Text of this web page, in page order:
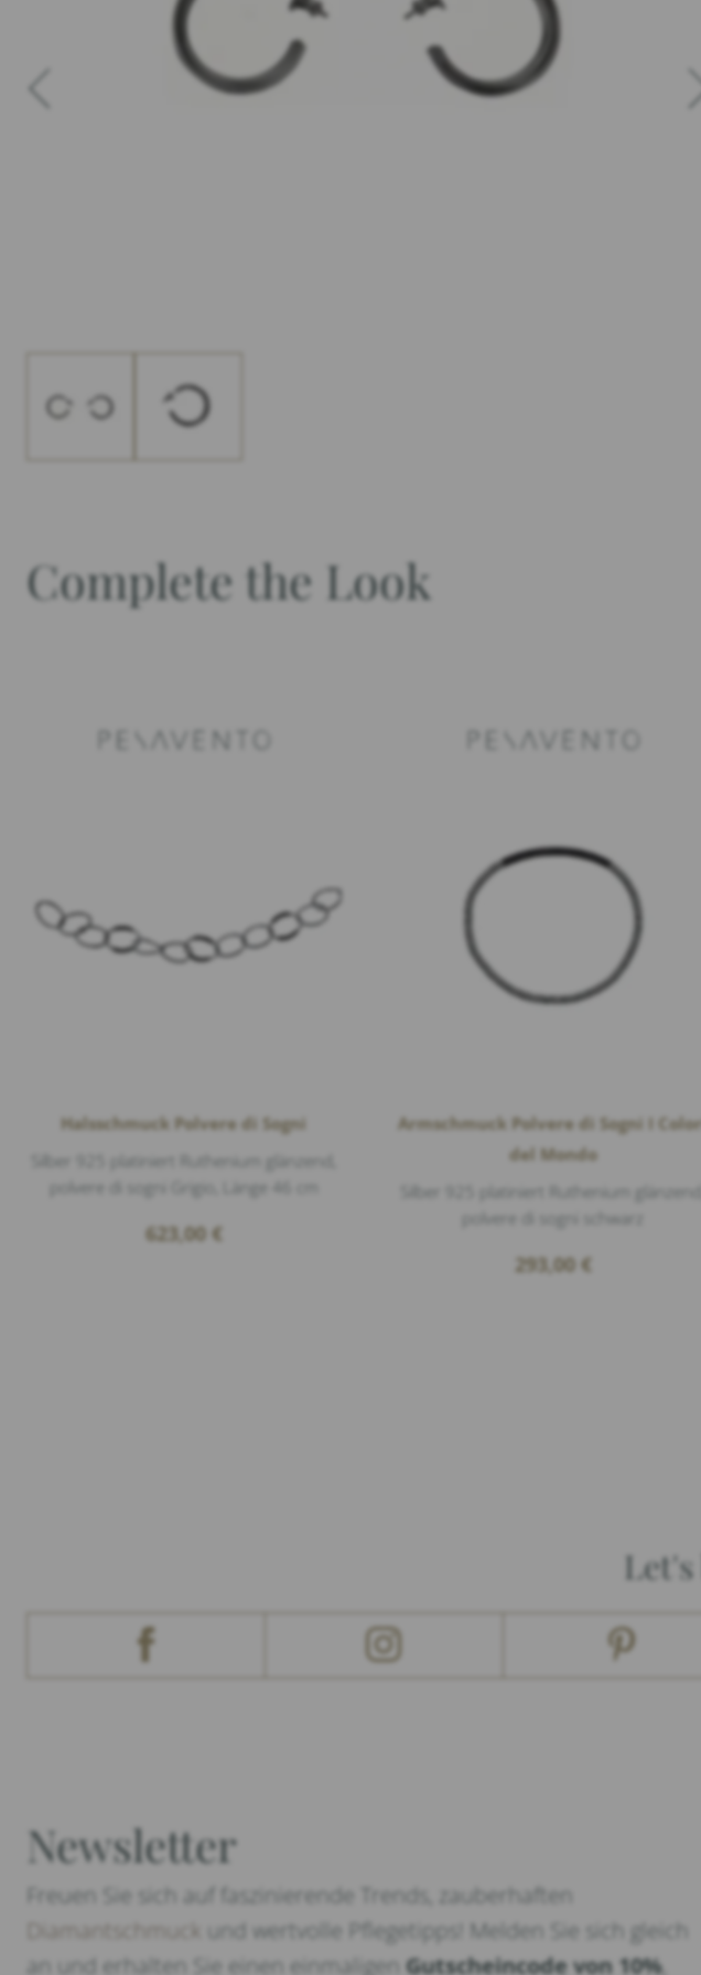
Complete the Look
Halsschmuck Polvere di Sogni
Silber 925 platiniert Ruthenium glänzend,
polvere di sogni Grigio, Länge 46 cm
623,00 €
Armschmuck Polvere di Sogni I
del Mondo
Silber 925 platiniert Ruthenium glänzend,
polvere di sogni schwarz
293,00 €
Newsletter
Freuen Sie sich auf faszinierende Trends, zauberhaften
Diamantschmuck
und wertvolle Pflegetipps! Melden Sie sich gleich
an und erhalten Sie einen einmaligen Gutscheincode von 10%,